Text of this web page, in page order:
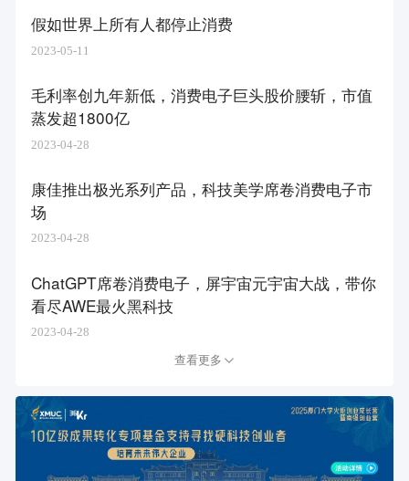
假如世界上所有人都停止消费
2023-05-11
毛利率创九年新低，消费电子巨头股价腰斩，市值
蒸发超1800亿
2023-04-28
康佳推出极光系列产品，科技美学席卷消费电子市
场
2023-04-28
ChatGPT席卷消费电子，屏宇宙元宇宙大战，带你
看尽AWE最火黑科技
2023-04-28
查看更多